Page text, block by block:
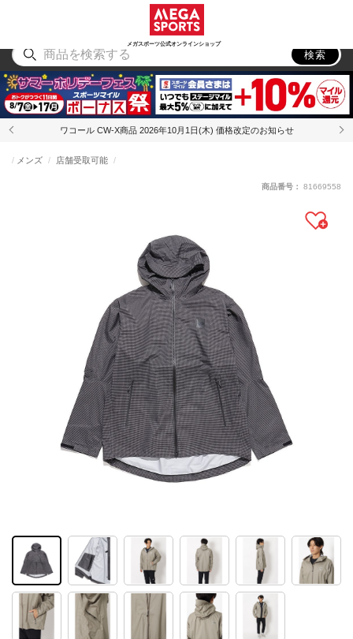
メガスポーツ公式オンラインショップ
アウトドア
検索
ワコール CW-X商品 2026年10月1日(木) 価格改定のお知らせ
メンズ 店舗受取可能
商品番号： 81669558